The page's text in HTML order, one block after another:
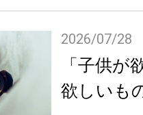
2026/07/28
「子供が
欲しいも